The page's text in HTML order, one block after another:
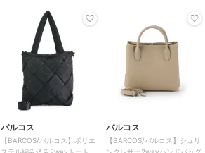
バルコス
【BARCOS/バルコス】ポリエ
バルコス
【BARCOS/バルコス】シュリ